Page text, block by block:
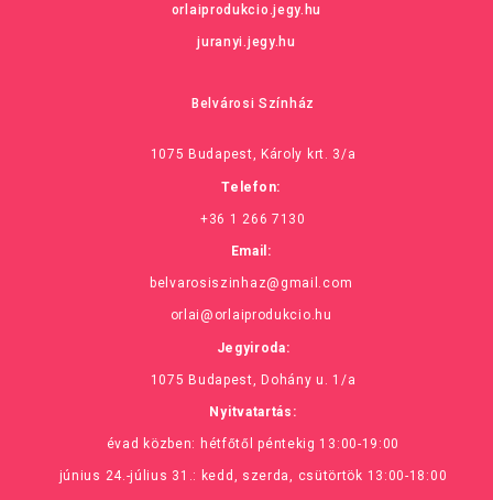
orlaiprodukcio.jegy.hu
juranyi.jegy.hu
Belvárosi Színház
1075 Budapest, Károly krt. 3/a
Telefon:
+36 1 266 7130
Email:
belvarosiszinhaz@gmail.com
orlai@orlaiprodukcio.hu
Jegyiroda:
1075 Budapest, Dohány u. 1/a
Nyitvatartás:
évad közben: hétfőtől péntekig 13:00-19:00
június 24.-július 31.: kedd, szerda, csütörtök 13:00-18:00